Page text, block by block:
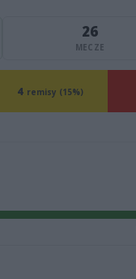
26
MECZE
4 remisy (15%)